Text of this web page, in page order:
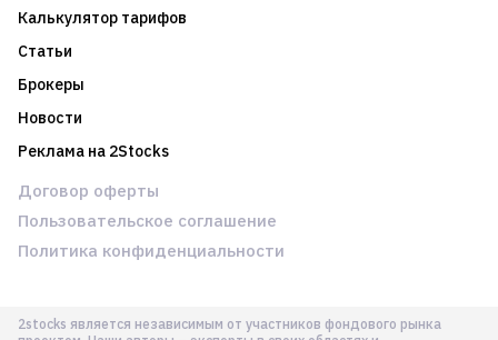
Калькулятор тарифов
Статьи
Брокеры
Новости
Реклама на 2Stocks
2stocks является независимым от участников фондового рынка
Договор оферты
Пользовательское соглашение
Политика конфиденциальности